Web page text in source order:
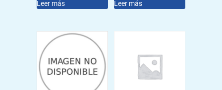
Leer más Leer más